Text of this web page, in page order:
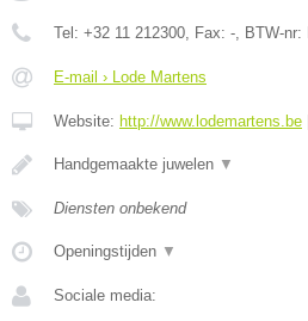
Tel: +32 11 212300, Fax: -, BTW-nr:
E-mail › Lode Martens
Website: http://www.lodemartens.be
Handgemaakte juwelen ▼
Diensten onbekend
Openingstijden ▼
Sociale media: